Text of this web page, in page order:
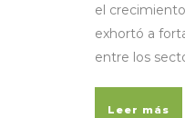
el
exhortó a
entre los
Leer más